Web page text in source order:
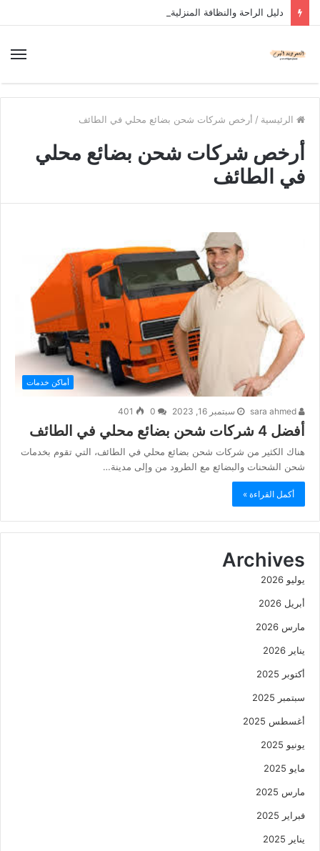
دليل الراحة والنظافة المنزلية
الرئيسية / أرخص شركات شحن بضائع محلي في الطائف
أرخص شركات شحن بضائع محلي
في الطائف
أماكن خدمات
سبتمبر 16, 2023 401
أفضل 4 شركات شحن بضائع محلي في الطائف
هناك الكثير من شركات شحن بضائع محلي في الطائف، التي تقوم بخدمات
شحن الشحنات والبضائع مع الطرود من وإلى مدينة…
أكمل القراءة »
Archives
يوليو 2026
أبريل 2026
مارس 2026
يناير 2026
أكتوبر 2025
سبتمبر 2025
أغسطس 2025
يونيو 2025
مايو 2025
مارس 2025
فبراير 2025
يناير 2025